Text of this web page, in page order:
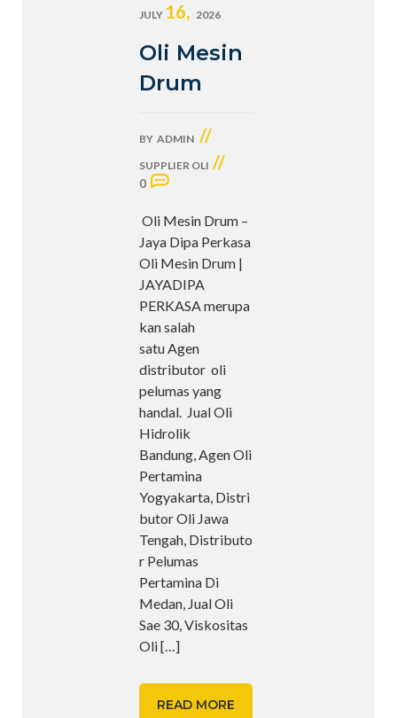
JULY 16, 2026
Oli Mesin
Drum
BY ADMIN //
SUPPLIER OLI //
0
Oli Mesin Drum –
Jaya Dipa Perkasa
Oli Mesin Drum |
JAYADIPA
PERKASA merupa
kan salah
satu Agen
distributor oli
pelumas yang
handal. Jual Oli
Hidrolik
Bandung, Agen Oli
Pertamina
Yogyakarta, Distri
butor Oli Jawa
Tengah, Distributo
r Pelumas
Pertamina Di
Medan, Jual Oli
Sae 30, Viskositas
Oli[…]
READ MORE